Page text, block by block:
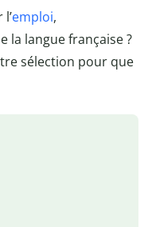
emploi,
la langue française ?
sélection pour que